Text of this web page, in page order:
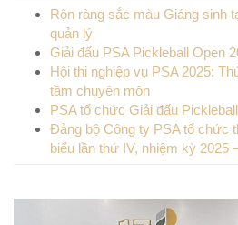
Rộn ràng sắc màu Giáng sinh
quản lý
Giải đấu PSA Pickleball Open
Hội thi nghiệp vụ PSA 2025:
tầm chuyên môn
PSA tổ chức Giải đấu
Đảng bộ Công ty PSA tổ chức
biểu lần thứ IV, nhiệm kỳ 2025